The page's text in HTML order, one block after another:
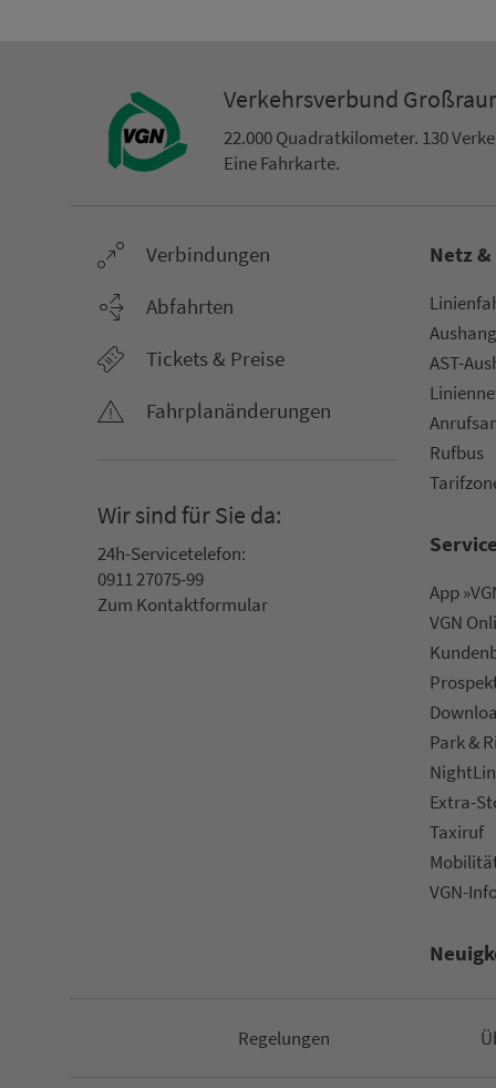
Ver­kehrs­ver­bund
22.000 Qua­drat­ki­lo­me­ter. 130
Eine Fahr­kar­te.
Ver­bin­dungen
Abfahrten
Tickets & Preise
Fahr­plan­ände­rungen
Wir sind für Sie da:
24h-Ser­vice­te­le­fon:
0911 27075-99
Zum Kon­taktformular
Netz
AST-
Rufbus
Service
App
VGN
Park &
Extra-
Taxiruf
VGN-
Re­ge­lungen